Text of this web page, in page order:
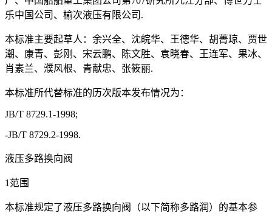
乐中国公司、榆次液压有限公司.
本标准主要起草人：余兴全、沈皖华、王德华、胡菁琼、贾世
潮、康青、彭刚、宋云鹏、陈文胜、袁晓春、王连军、果冰、
肖素兰、濮风根、青献忠、张筱丽.
本标准所代替标准的历次版本发布情况为：
JB/T 8729.1-1998;
-JB/T 8729.2-1998.
液压多路换向阀
1范围
本标准规定了液压多路换向阀（以下简称多路润）的基本参